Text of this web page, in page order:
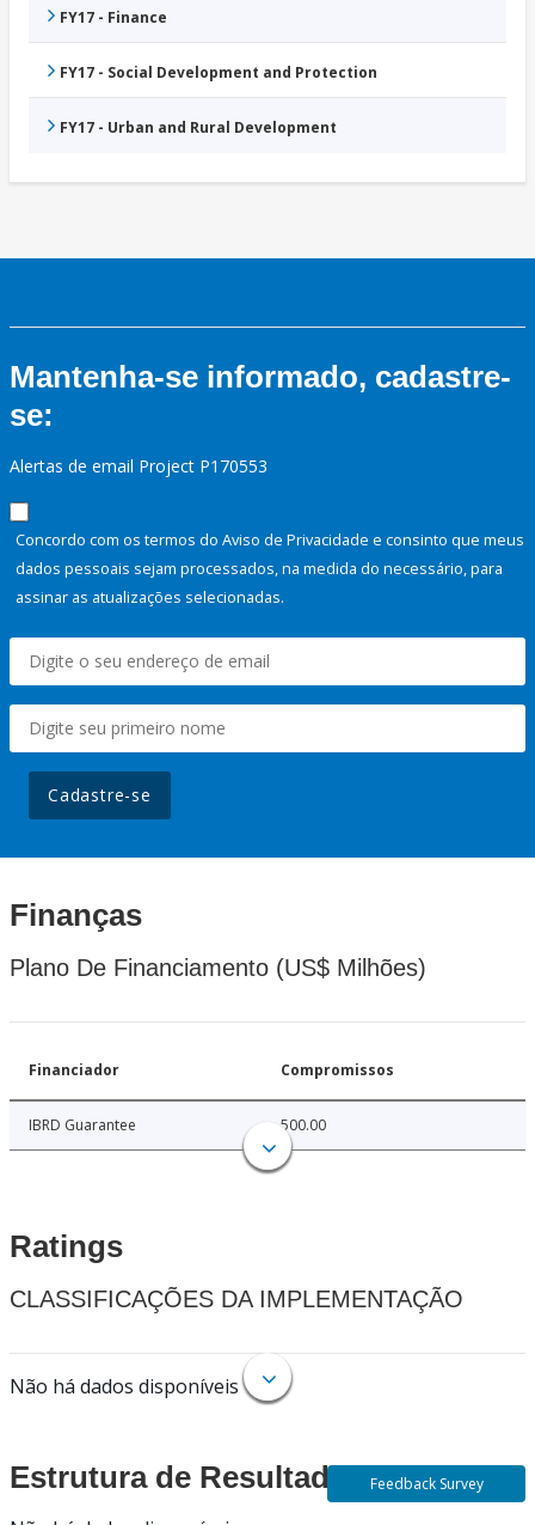
FY17 - Finance
FY17 - Social Development and Protection
FY17 - Urban and Rural Development
Mantenha-se informado, cadastre-
se:
Alertas de email Project P170553
Concordo com os termos do Aviso de Privacidade e consinto que meus
dados pessoais sejam processados, na medida do necessário, para
assinar as atualizações selecionadas.
Cadastre-se
Finanças
Plano De Financiamento (US$ Milhões)
Financiador Compromissos
IBRD Guarantee 500.00
Ratings
CLASSIFICAÇÕES DA IMPLEMENTAÇÃO
Não há dados disponíveis
Estrutura de Resultados Feedback Survey